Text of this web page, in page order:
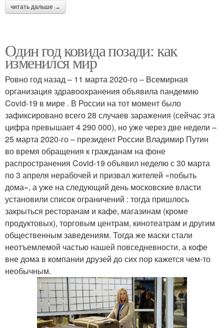
читать дальше →
Один год ковида позади: как
изменился мир
Ровно год назад – 11 марта 2020-го – Всемирная
организация здравоохранения объявила пандемию
Covid-19 в мире . В России на тот момент было
зафиксировано всего 28 случаев заражения (сейчас эта
цифра превышает 4 290 000), но уже через две недели –
25 марта 2020-го – президент России Владимир Путин
во время обращения к гражданам на фоне
распространения Covid-19 объявил неделю с 30 марта
по 3 апреля нерабочей и призвал жителей «побыть
дома», а уже на следующий день московские власти
установили список ограничений : тогда пришлось
закрыться ресторанам и кафе, магазинам (кроме
продуктовых), торговым центрам, кинотеатрам и другим
общественным заведениям. Тогда же маски стали
неотъемлемой частью нашей повседневности, а кофе
вне дома в компании друзей до сих пор кажется чем-то
необычным.